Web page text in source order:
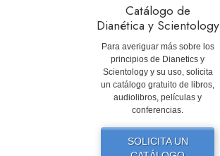
Catálogo de
Dianética y Scientology
Para averiguar más sobre los
principios de Dianetics y
Scientology y su uso, solicita
un catálogo gratuito de libros,
audiolibros, películas y
conferencias.
SOLICITA UN